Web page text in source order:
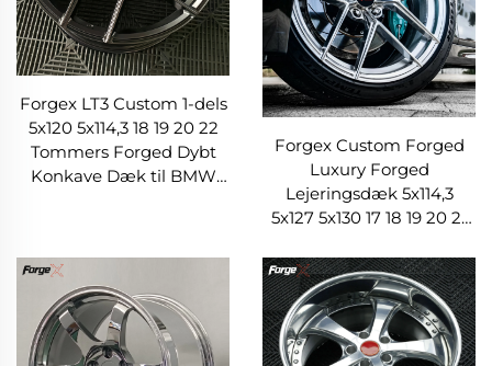
Forgex LT3 Custom 1-dels
5x120 5x114,3 18 19 20 22
Tommers Forged Dybt
Konkave Dæk til BMW
Forgex Custom Forged
Luxury Forged
Lejeringsdæk 5x114,3
5x127 5x130 17 18 19 20 21
BMW M1 M2 M3 M4 M5
Model 3